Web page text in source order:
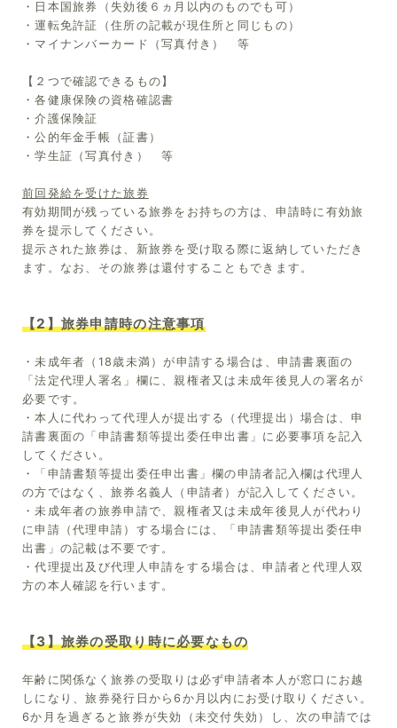
・日本国旅券（失効後６ヵ月以内のものでも可）
・運転免許証（住所の記載が現住所と同じもの）
・マイナンバーカード（写真付き） 等
【２つで確認できるもの】
・各健康保険の資格確認書
・介護保険証
・公的年金手帳（証書）
・学生証（写真付き） 等
前回発給を受けた旅券
有効期間が残っている旅券をお持ちの方は、申請時に有効旅
券を提示してください。
提示された旅券は、新旅券を受け取る際に返納していただき
ます。なお、その旅券は還付することもできます。
【2】旅券申請時の注意事項
・未成年者（18歳未満）が申請する場合は、申請書裏面の
「法定代理人署名」欄に、親権者又は未成年後見人の署名が
必要です。
・本人に代わって代理人が提出する（代理提出）場合は、申
請書裏面の「申請書類等提出委任申出書」に必要事項を記入
してください。
・「申請書類等提出委任申出書」欄の申請者記入欄は代理人
の方ではなく、旅券名義人（申請者）が記入してください。
・未成年者の旅券申請で、親権者又は未成年後見人が代わり
に申請（代理申請）する場合には、「申請書類等提出委任申
出書」の記載は不要です。
・代理提出及び代理人申請をする場合は、申請者と代理人双
方の本人確認を行います。
【3】旅券の受取り時に必要なもの
年齢に関係なく旅券の受取りは必ず申請者本人が窓口にお越
しになり、旅券発行日から6か月以内にお受け取りください。
6か月を過ぎると旅券が失効（未交付失効）し、次の申請では